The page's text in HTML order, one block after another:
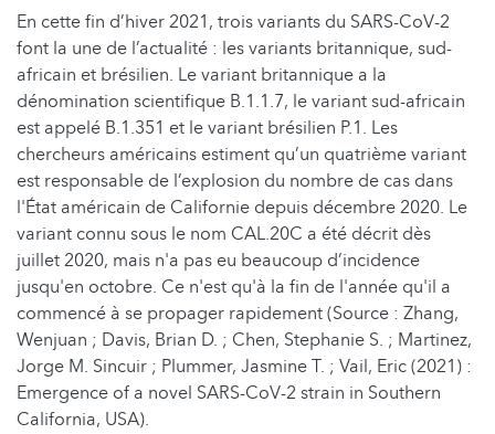
En cette fin d’hiver 2021, trois variants du SARS-CoV-2
font la une de l’actualité : les variants britannique, sud-
africain et brésilien. Le variant britannique a la
dénomination scientifique B.1.1.7, le variant sud-africain
est appelé B.1.351 et le variant brésilien P.1. Les
chercheurs américains estiment qu’un quatrième variant
est responsable de l’explosion du nombre de cas dans
l'État américain de Californie depuis décembre 2020. Le
variant connu sous le nom CAL.20C a été décrit dès
juillet 2020, mais n'a pas eu beaucoup d’incidence
jusqu'en octobre. Ce n'est qu'à la fin de l'année qu'il a
commencé à se propager rapidement (Source : Zhang,
Wenjuan ; Davis, Brian D. ; Chen, Stephanie S. ; Martinez,
Jorge M. Sincuir ; Plummer, Jasmine T. ; Vail, Eric (2021) :
Emergence of a novel SARS-CoV-2 strain in Southern
California, USA).